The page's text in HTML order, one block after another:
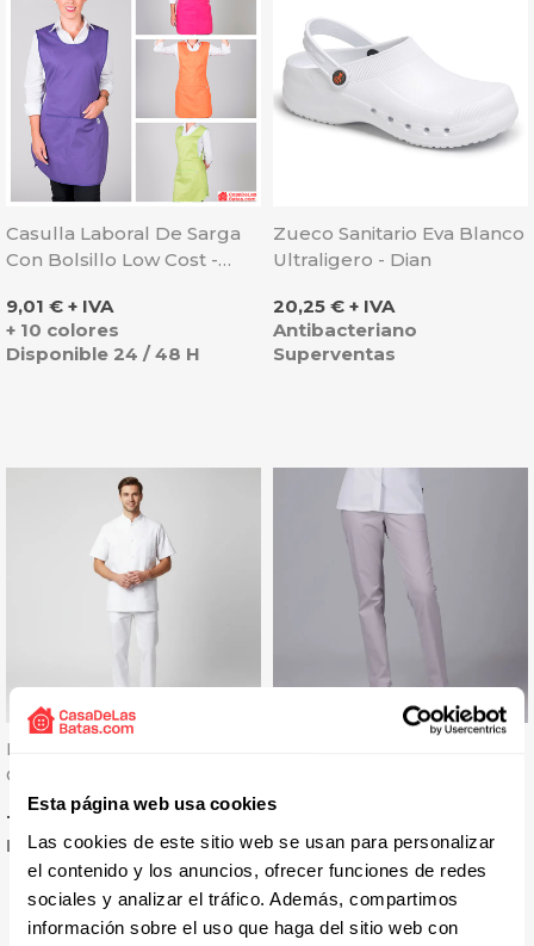
Esta página web usa cookies
Las cookies de este sitio web se usan para personalizar
el contenido y los anuncios, ofrecer funciones de redes
sociales y analizar el tráfico. Además, compartimos
información sobre el uso que haga del sitio web con
Casulla Laboral De Sarga
Con Bolsillo Low Cost -
Precio
9,01 € + IVA
+ 10 colores
Disponible 24 / 48 H
Zueco Sanitario Eva Blanco
Ultraligero - Dian
Precio
20,25 € + IVA
Antibacteriano
Superventas
Pantalón Laboral Unisex
Con Cintura Elástica Blanco
Precio
15,70 € + IVA
Disponible 24 / 48 H
+ 10 colores